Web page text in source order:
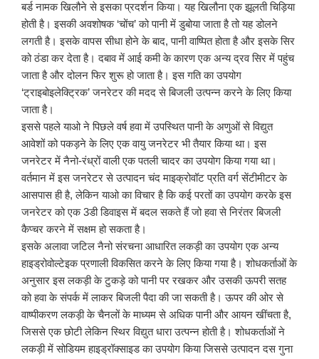
बर्ड नामक खिलौने से इसका प्रदर्शन किया। यह खिलौना एक झूलती चिड़िया
होती है। इसकी अवशोषक ‘चोंच’ को पानी में डुबोया जाता है तो यह डोलने
लगती है। इसके वापस सीधा होने के बाद, पानी वाष्पित होता है और इसके सिर
को ठंडा कर देता है। दबाव में आई कमी के कारण एक अन्य द्रव सिर में पहुंच
जाता है और दोलन फिर शुरू हो जाता है। इस गति का उपयोग
‘ट्राइबोइलेक्ट्रिक’ जनरेटर की मदद से बिजली उत्पन्न करने के लिए किया
जाता है।
इससे पहले याओ ने पिछले वर्ष हवा में उपस्थित पानी के अणुओं से विद्युत
आवेशों को पकड़ने के लिए एक वायु जनरेटर भी तैयार किया था। इस
जनरेटर में नैनो-रंध्रों वाली एक पतली चादर का उपयोग किया गया था।
वर्तमान में इस जनरेटर से उत्पादन चंद माइक्रोवॉट प्रति वर्ग सेंटीमीटर के
आसपास ही है, लेकिन याओ का विचार है कि कई परतों का उपयोग करके इस
जनरेटर को एक 3डी डिवाइस में बदल सकते हैं जो हवा से निरंतर बिजली
कैप्चर करने में सक्षम हो सकता है।
इसके अलावा जटिल नैनो संरचना आधारित लकड़ी का उपयोग एक अन्य
हाइड्रोवोल्टेइक प्रणाली विकसित करने के लिए किया गया है। शोधकर्ताओं के
अनुसार इस लकड़ी के टुकड़े को पानी पर रखकर और उसकी ऊपरी सतह
को हवा के संपर्क में लाकर बिजली पैदा की जा सकती है। ऊपर की ओर से
वाष्पीकरण लकड़ी के चैनलों के माध्यम से अधिक पानी और आयन खींचता है,
जिससे एक छोटी लेकिन स्थिर विद्युत धारा उत्पन्न होती है। शोधकर्ताओं ने
लकड़ी में सोडियम हाइड्रॉक्साइड का उपयोग किया जिससे उत्पादन दस गुना